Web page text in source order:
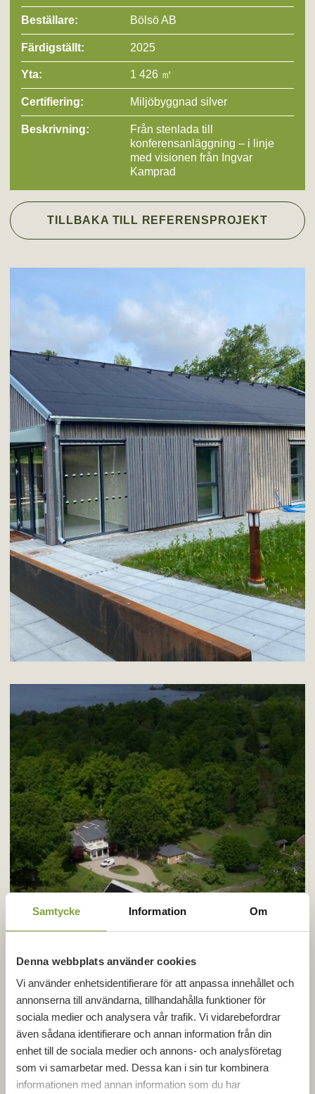
Samtycke Information Om
Denna webbplats använder cookies
Vi använder enhetsidentifierare för att anpassa innehållet och
annonserna till användarna, tillhandahålla funktioner för
sociala medier och analysera vår trafik. Vi vidarebefordrar
även sådana identifierare och annan information från din
enhet till de sociala medier och annons- och analysföretag
som vi samarbetar med. Dessa kan i sin tur kombinera
informationen med annan information som du har
Beställare: Bölsö AB
Färdigställt: 2025
Yta: 1 426 ㎡
Certifiering: Miljöbyggnad silver
Beskrivning:
Från stenlada till
konferensanläggning – i linje
med visionen från Ingvar
Kamprad
TILLBAKA TILL REFERENSPROJEKT